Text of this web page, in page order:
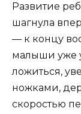
Развитие
шагнула
— к концу
малыши уже
ложиться,
ножками,
скоростью